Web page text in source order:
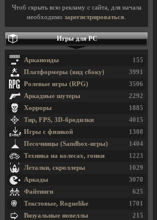
Чтоб скрыть всю рекламу с сайта, для начала
необходимо зарегистрироваться
Игры для PC
155
Арканоиды
3991
Платформеры (вид сбоку)
3506
Ролевые игры (RPG)
2292
Аркадные шутеры
1885
Хорроры
4015
Тир, FPS, 3D-бродилки
1308
Игры с физикой
1404
Песочницы (Sandbox-игры)
1223
Техника на колесах, гонки
1029
Леталки, скроллеры
3070
Аркады
625
Файтинги
1701
Текстовые, Roguelike
215
Визуальные новеллы